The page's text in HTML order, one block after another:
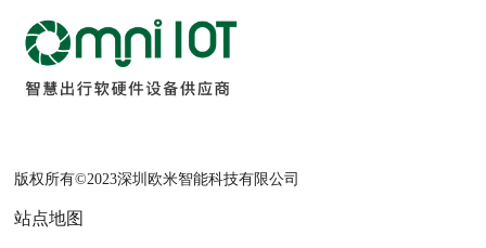
版权所有©2023深圳欧米智能科技有限公司
站点地图